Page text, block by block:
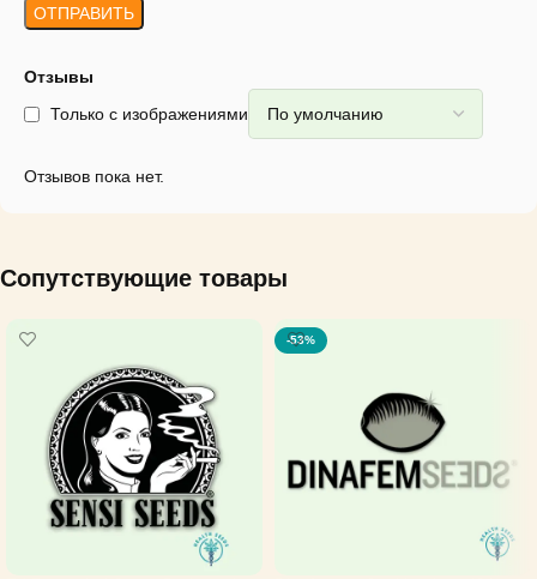
Отзывы
Только с изображениями
Отзывов пока нет.
Сопутствующие товары
-53%